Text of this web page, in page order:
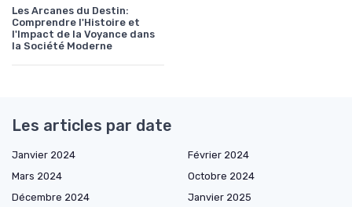
Les Arcanes du Destin:
Comprendre l'Histoire et
l'Impact de la Voyance dans
la Société Moderne
Les articles par date
Janvier 2024
Février 2024
Mars 2024
Octobre 2024
Décembre 2024
Janvier 2025